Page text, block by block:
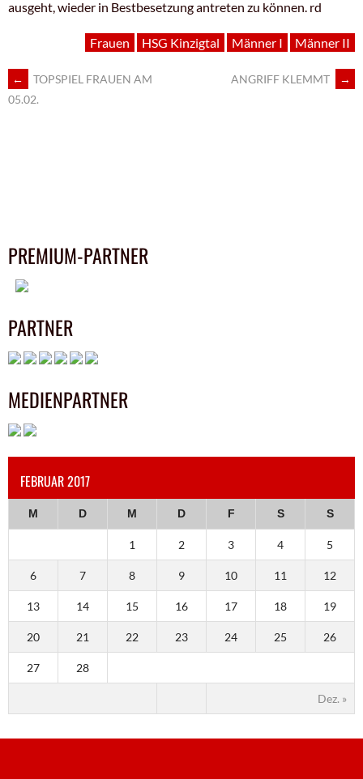
ausgeht, wieder in Bestbesetzung antreten zu können. rd
Frauen HSG Kinzigtal Männer I Männer II
ARTIKEL-
←
TOPSPIEL FRAUEN AM
05.02.
ANGRIFF KLEMMT →
PREMIUM-PARTNER
PARTNER
MEDIENPARTNER
FEBRUAR 2017
M D M D F S S
Dez. »
1 2 3 4 5
6 7 8 9 10 11 12
13 14 15 16 17 18 19
20 21 22 23 24 25 26
27 28